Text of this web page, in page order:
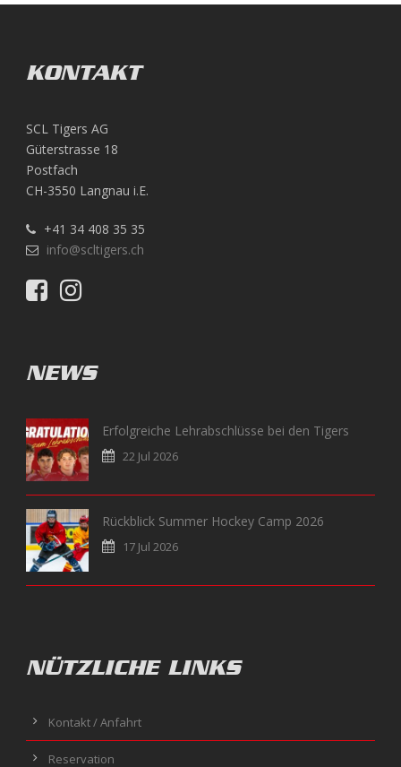
KONTAKT
SCL Tigers AG
Güterstrasse 18
Postfach
CH-3550 Langnau i.E.
+41 34 408 35 35
info@scltigers.ch
NEWS
Erfolgreiche Lehrabschlüsse bei den Tigers
22 Jul 2026
Rückblick Summer Hockey Camp 2026
17 Jul 2026
NÜTZLICHE LINKS
Kontakt / Anfahrt
Reservation